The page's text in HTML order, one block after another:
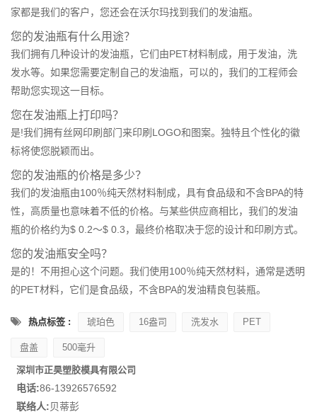
家都是我们的客户，您还会在沃尔玛找到我们的发油瓶。
您的发油瓶有什么用途？
我们拥有几种设计的发油瓶，它们由PET材料制成，用于发油，洗
发水等。如果您需要定制自己的发油瓶，可以的，我们的工程师会
帮助您实现这一目标。
您在发油瓶上打印吗？
是!我们拥有丝网印刷部门来印刷LOGO和图案。独特且个性化的徽
标将使您脱颖而出。
您的发油瓶的价格是多少？
我们的发油瓶由100％纯天然材料制成，具有食品级和不含BPA的特
性，高质量也意味着不低的价格。与某些供应商相比，我们的发油
瓶的价格约为$ 0.2〜$ 0.3，最终价格取决于您的设计和印刷方式。
您的发油瓶安全吗？
是的！不用担心这个问题。我们使用100％纯天然材料，通常是透明
的PET材料，它们是食品级，不含BPA的发油精良包装瓶。
热点标签 : 琥珀色 16盎司 洗发水 PET
盘盖 500毫升
深圳市正昊塑胶模具有限公司
电话:86-13926576592
联络人:贝蒂彭